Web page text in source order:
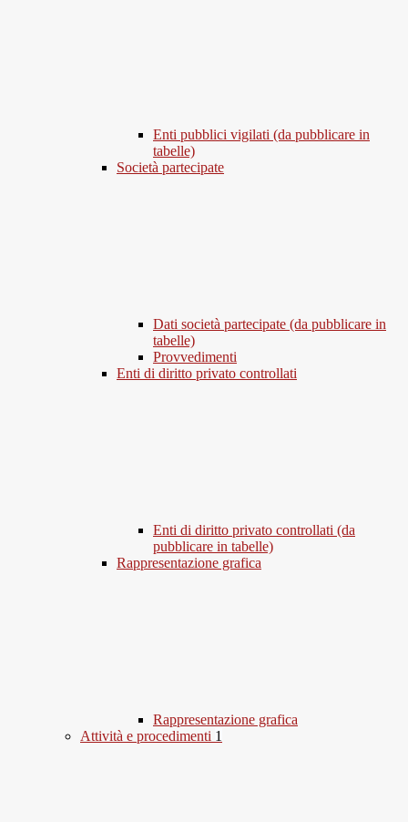
Enti pubblici vigilati (da pubblicare in
tabelle)
Società partecipate
Dati società partecipate (da pubblicare in
tabelle)
Provvedimenti
Enti di diritto privato controllati
Enti di diritto privato controllati (da
pubblicare in tabelle)
Rappresentazione grafica
Rappresentazione grafica
Attività e procedimenti 1